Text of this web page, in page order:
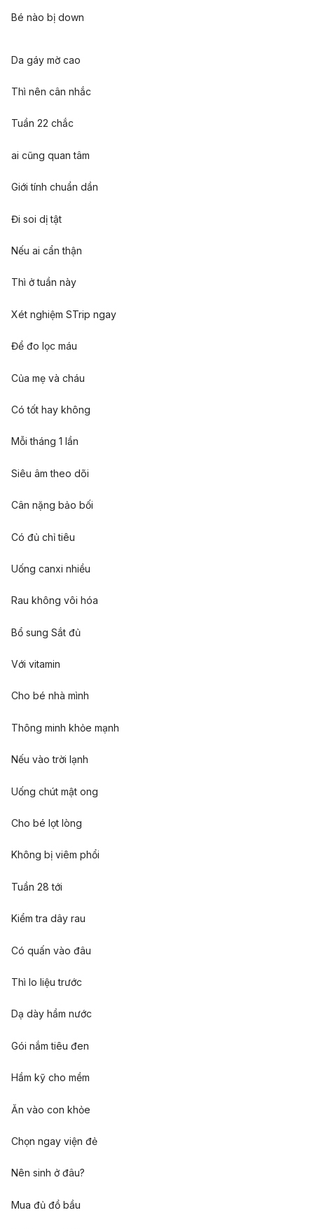
Bé nào bị down
Da gáy mờ cao
Thì nên cân nhắc
Tuần 22 chắc
ai cũng quan tâm
Giới tính chuẩn dần
Đi soi dị tật
Nếu ai cẩn thận
Thì ở tuần này
Xét nghiệm STrip ngay
Để đo lọc máu
Của mẹ và cháu
Có tốt hay không
Mỗi tháng 1 lần
Siêu âm theo dõi
Cân nặng bảo bối
Có đủ chỉ tiêu
Uống canxi nhiều
Rau không vôi hóa
Bổ sung Sắt đủ
Với vitamin
Cho bé nhà mình
Thông minh khỏe mạnh
Nếu vào trời lạnh
Uống chút mật ong
Cho bé lọt lòng
Không bị viêm phổi
Tuần 28 tới
Kiểm tra dây rau
Có quấn vào đâu
Thì lo liệu trước
Dạ dày hầm nước
Gói nắm tiêu đen
Hầm kỹ cho mềm
Ăn vào con khỏe
Chọn ngay viện đẻ
Nên sinh ở đâu?
Mua đủ đồ bầu